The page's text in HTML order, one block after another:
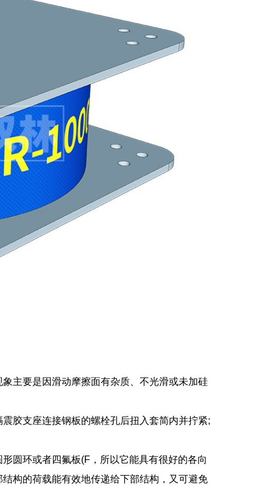
主要是因滑动摩擦面有杂质、不光滑或未加硅
胶支座连接钢板的螺栓孔后扭入套简内并拧紧;
圆环或者四氟板(F，所以它能具有很好的各向
构的荷载能有效地传递给下部结构，又可避免